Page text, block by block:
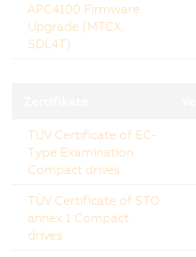
APC4100 Firmware
Upgrade (MTCX,
SDL4T)
TÜV Certificate of EC-
Type Examination
Compact drives
TÜV Certificate of STO
annex 1 Compact
drives